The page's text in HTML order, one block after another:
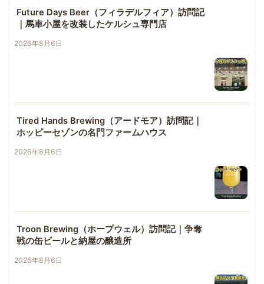
Future Days Beer（フィラデルフィア）訪問記
｜馬車小屋を改装したケルシュ専門店
2026年8月6日
Tired Hands Brewing（アードモア）訪問記｜
ホッピーセゾンの名門ファームハウス
2026年8月6日
Troon Brewing（ホープウェル）訪問記｜争奪
戦の缶ビールと納屋の醸造所
2026年8月6日